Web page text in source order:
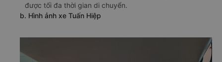
được tối đa thời gian di chuyển.
b. Hình ảnh xe Tuấn Hiệp